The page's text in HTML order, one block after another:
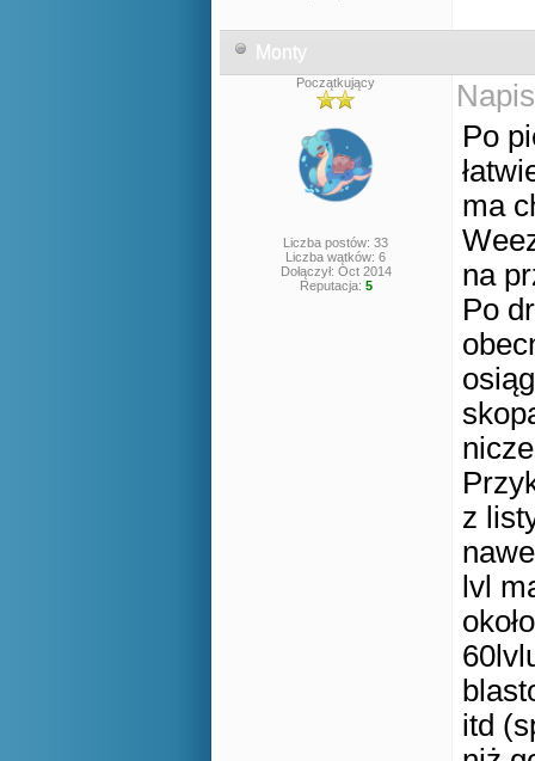
Monty
Początkujący
Liczba postów: 33
Liczba wątków: 6
Dołączył: Oct 2014
Reputacja: 5
Po
ma
na
Po
z
lvl
itd